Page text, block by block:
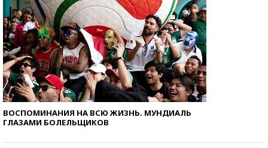
ВОСПОМИНАНИЯ НА ВСЮ ЖИЗНЬ. МУНДИАЛЬ
ГЛАЗАМИ БОЛЕЛЬЩИКОВ